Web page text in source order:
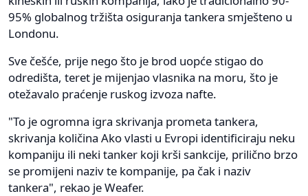
95% globalnog tržišta osiguranja tankera smješteno u
Londonu.
Sve češće, prije nego što je brod uopće stigao do
odredišta, teret je mijenjao vlasnika na moru, što je
otežavalo praćenje ruskog izvoza nafte.
"To je ogromna igra skrivanja prometa tankera,
skrivanja količina Ako vlasti u Evropi identificiraju neku
kompaniju ili neki tanker koji krši sankcije, prilično brzo
se promijeni naziv te kompanije, pa čak i naziv
tankera", rekao je Weafer.